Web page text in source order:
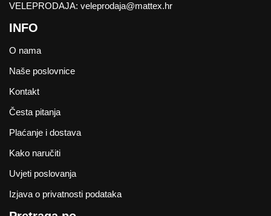
VELEPRODAJA: veleprodaja@mattex.hr
INFO
O nama
Naše poslovnice
Kontakt
Česta pitanja
Plaćanje i dostava
Kako naručiti
Uvjeti poslovanja
Izjava o privatnosti podataka